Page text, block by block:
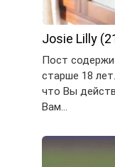
Josie Lilly
Пост
старше 18
что Вы
Вам…